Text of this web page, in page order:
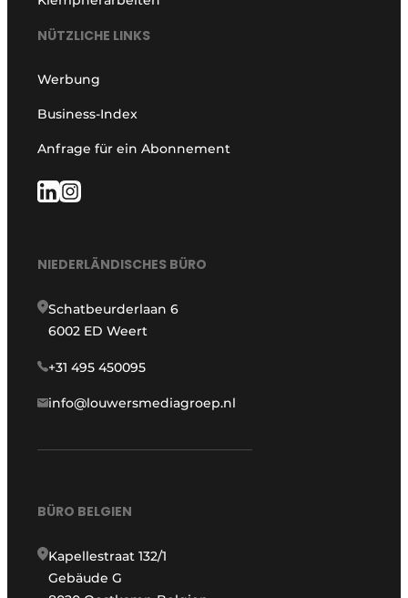
NÜTZLICHE LINKS
Werbung
Business-Index
Anfrage für ein Abonnement
NIEDERLÄNDISCHES BÜRO
Schatbeurderlaan 6
6002 ED Weert
+31 495 450095
info@louwersmediagroep.nl
BÜRO BELGIEN
Kapellestraat 132/1
Gebäude G